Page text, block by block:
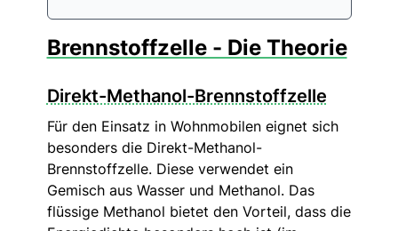
Brennstoffzelle - Die Theorie
Direkt-Methanol-Brennstoffzelle
Für den Einsatz in Wohnmobilen eignet sich
besonders die Direkt-Methanol-
Brennstoffzelle. Diese verwendet ein
Gemisch aus Wasser und Methanol. Das
flüssige Methanol bietet den Vorteil, dass die